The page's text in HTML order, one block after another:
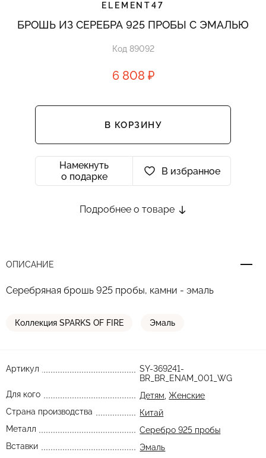
ELEMENT47
БРОШЬ ИЗ СЕРЕБРА 925 ПРОБЫ С ЭМАЛЬЮ
Код 89092
6 808 ₽
В КОРЗИНУ
Намекнуть
о подарке
В избранное
Подробнее о товаре
ОПИСАНИЕ
Серебряная брошь 925 пробы, камни - эмаль
Коллекция SPARKS OF FIRE Эмаль
Артикул
SY-369241-
BR_BR_ENAM_001_WG
Для кого
Детям ,Женские
Страна производства
Китай
Металл
Серебро 925 пробы
Вставки
Эмаль